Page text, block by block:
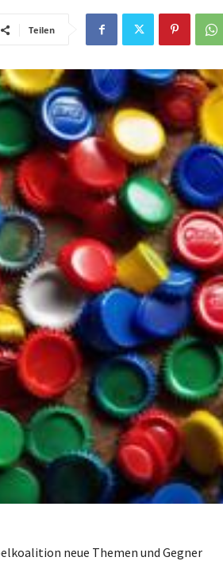
Teilen
neue Themen und Gegner